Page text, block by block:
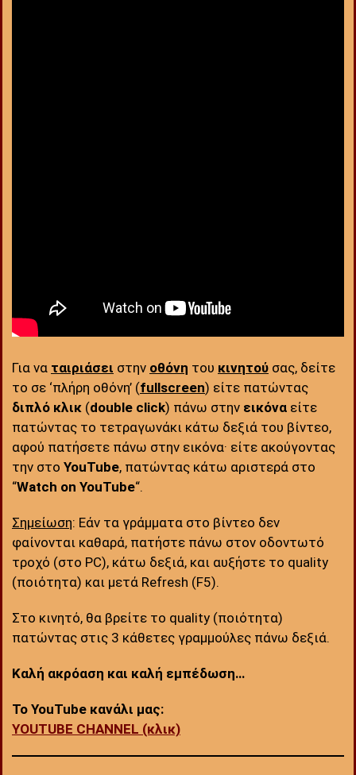
Για να ταιριάσει στην οθόνη του κινητού σας, δείτε
το σε ‘πλήρη οθόνη’ (fullscreen) είτε πατώντας
διπλό κλικ (double click) πάνω στην εικόνα είτε
πατώντας το τετραγωνάκι κάτω δεξιά του βίντεο,
αφού πατήσετε πάνω στην εικόνα· είτε ακούγοντας
την στο YouTube, πατώντας κάτω αριστερά στο
“Watch on YouTube“.
Σημείωση: Εάν τα γράμματα στο βίντεο δεν
φαίνονται καθαρά, πατήστε πάνω στον οδοντωτό
τροχό (στο PC), κάτω δεξιά, και αυξήστε το quality
(ποιότητα) και μετά Refresh (F5).
Στο κινητό, θα βρείτε το quality (ποιότητα)
πατώντας στις 3 κάθετες γραμμούλες πάνω δεξιά.
Καλή ακρόαση και καλή εμπέδωση…
Το YouTube κανάλι μας:
YOUTUBE CHANNEL (κλικ)